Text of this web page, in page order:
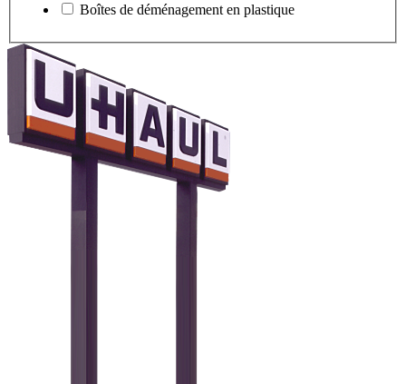
Boîtes de déménagement en plastique